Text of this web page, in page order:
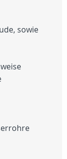
sowie